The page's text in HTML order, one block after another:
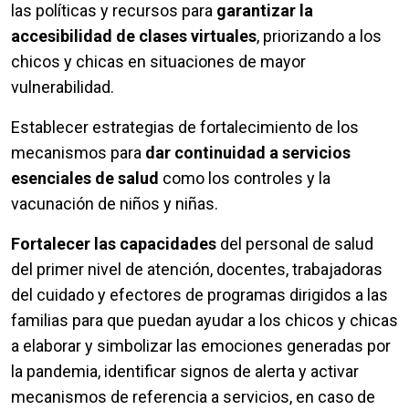
las políticas y recursos para garantizar la
accesibilidad de clases virtuales, priorizando a los
chicos y chicas en situaciones de mayor
vulnerabilidad.
Establecer estrategias de fortalecimiento de los
mecanismos para dar continuidad a servicios
esenciales de salud como los controles y la
vacunación de niños y niñas.
Fortalecer las capacidades del personal de salud
del primer nivel de atención, docentes, trabajadoras
del cuidado y efectores de programas dirigidos a las
familias para que puedan ayudar a los chicos y chicas
a elaborar y simbolizar las emociones generadas por
la pandemia, identificar signos de alerta y activar
mecanismos de referencia a servicios, en caso de